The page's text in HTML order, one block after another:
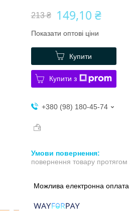
213 ₴ 149,10 ₴
Показати оптові ціни
Купити
Купити з
+380 (98) 180-45-74
повернення товару протягом